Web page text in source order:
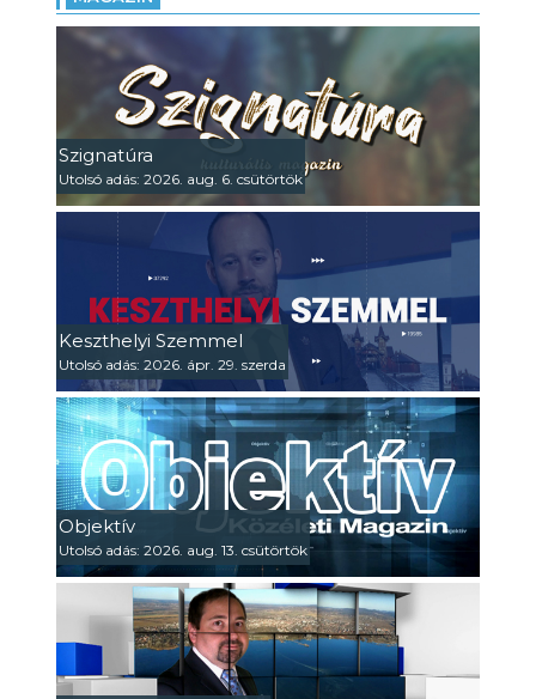
Szignatúra
Utolsó adás: 2026. aug. 6. csütörtök
Keszthelyi Szemmel
Utolsó adás: 2026. ápr. 29. szerda
Objektív
Utolsó adás: 2026. aug. 13. csütörtök